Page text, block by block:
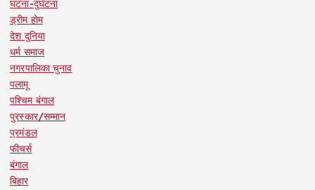
घटना-दुर्घटना
ड्रीम होम
देश दुनिया
धर्म समाज
नगरपालिका चुनाव
पलामू
पश्चिम बंगाल
पुरस्कार/सम्मान
प्रमंडल
फीचर्स
बंगाल
बिहार